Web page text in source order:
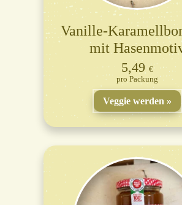
Vanille-
mit
5,49€
Packung
Veggie werden